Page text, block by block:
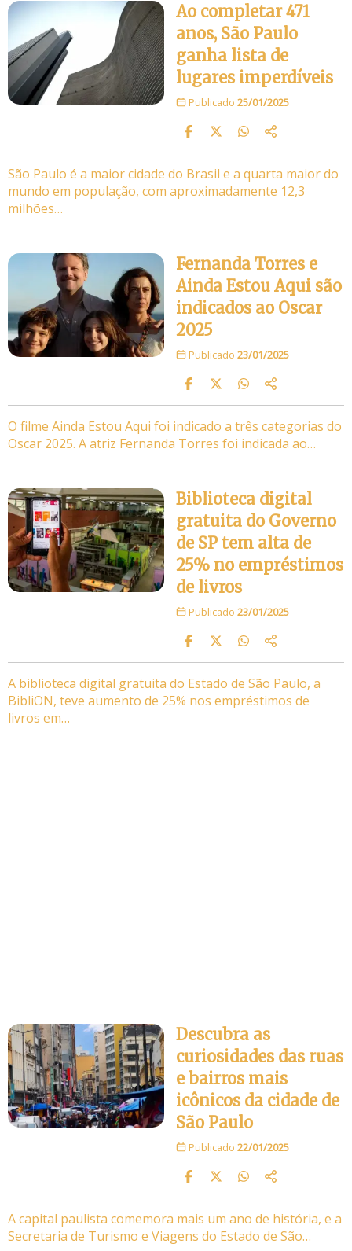
Ao completar 471
anos, São Paulo
ganha lista de
lugares imperdíveis
Publicado 25/01/2025
São Paulo é a maior cidade do Brasil e a quarta maior do
mundo em população, com aproximadamente 12,3
milhões…
Fernanda Torres e
Ainda Estou Aqui são
indicados ao Oscar
2025
Publicado 23/01/2025
O filme Ainda Estou Aqui foi indicado a três categorias do
Oscar 2025. A atriz Fernanda Torres foi indicada ao…
Biblioteca digital
gratuita do Governo
de SP tem alta de
25% no empréstimos
de livros
Publicado 23/01/2025
A biblioteca digital gratuita do Estado de São Paulo, a
BibliON, teve aumento de 25% nos empréstimos de
livros em…
Descubra as
curiosidades das ruas
e bairros mais
icônicos da cidade de
São Paulo
Publicado 22/01/2025
A capital paulista comemora mais um ano de história, e a
Secretaria de Turismo e Viagens do Estado de São…